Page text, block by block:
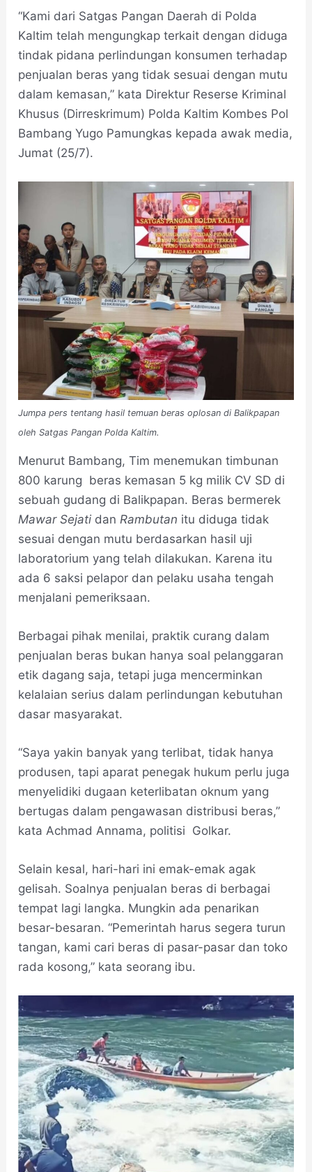
“Kami dari Satgas Pangan Daerah di Polda
Kaltim telah mengungkap terkait dengan diduga
tindak pidana perlindungan konsumen terhadap
penjualan beras yang tidak sesuai dengan mutu
dalam kemasan,” kata Direktur Reserse Kriminal
Khusus (Dirreskrimum) Polda Kaltim Kombes Pol
Bambang Yugo Pamungkas kepada awak media,
Jumat (25/7).
Jumpa pers tentang hasil temuan beras oplosan di Balikpapan
oleh Satgas Pangan Polda Kaltim.
Menurut Bambang, Tim menemukan timbunan
800 karung beras kemasan 5 kg milik CV SD di
sebuah gudang di Balikpapan. Beras bermerek
Mawar Sejati dan Rambutan itu diduga tidak
sesuai dengan mutu berdasarkan hasil uji
laboratorium yang telah dilakukan. Karena itu
ada 6 saksi pelapor dan pelaku usaha tengah
menjalani pemeriksaan.
Berbagai pihak menilai, praktik curang dalam
penjualan beras bukan hanya soal pelanggaran
etik dagang saja, tetapi juga mencerminkan
kelalaian serius dalam perlindungan kebutuhan
dasar masyarakat.
“Saya yakin banyak yang terlibat, tidak hanya
produsen, tapi aparat penegak hukum perlu juga
menyelidiki dugaan keterlibatan oknum yang
bertugas dalam pengawasan distribusi beras,”
kata Achmad Annama, politisi Golkar.
Selain kesal, hari-hari ini emak-emak agak
gelisah. Soalnya penjualan beras di berbagai
tempat lagi langka. Mungkin ada penarikan
besar-besaran. “Pemerintah harus segera turun
tangan, kami cari beras di pasar-pasar dan toko
rada kosong,” kata seorang ibu.